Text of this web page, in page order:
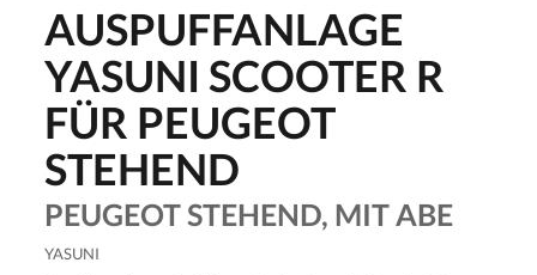
AUSPUFFANLAGE
YASUNI SCOOTER R
FÜR PEUGEOT
STEHEND
PEUGEOT STEHEND, MIT ABE
YASUNI